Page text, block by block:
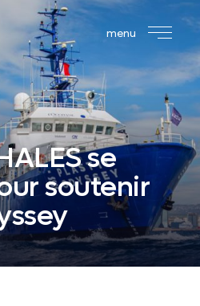
menu
se
soutenir